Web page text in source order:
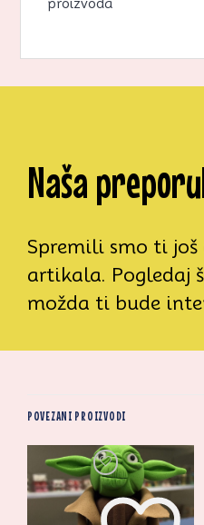
Naša
Spremili smo ti
artikala. Pogledaj
možda ti bude
POVEZANI PROIZVODI